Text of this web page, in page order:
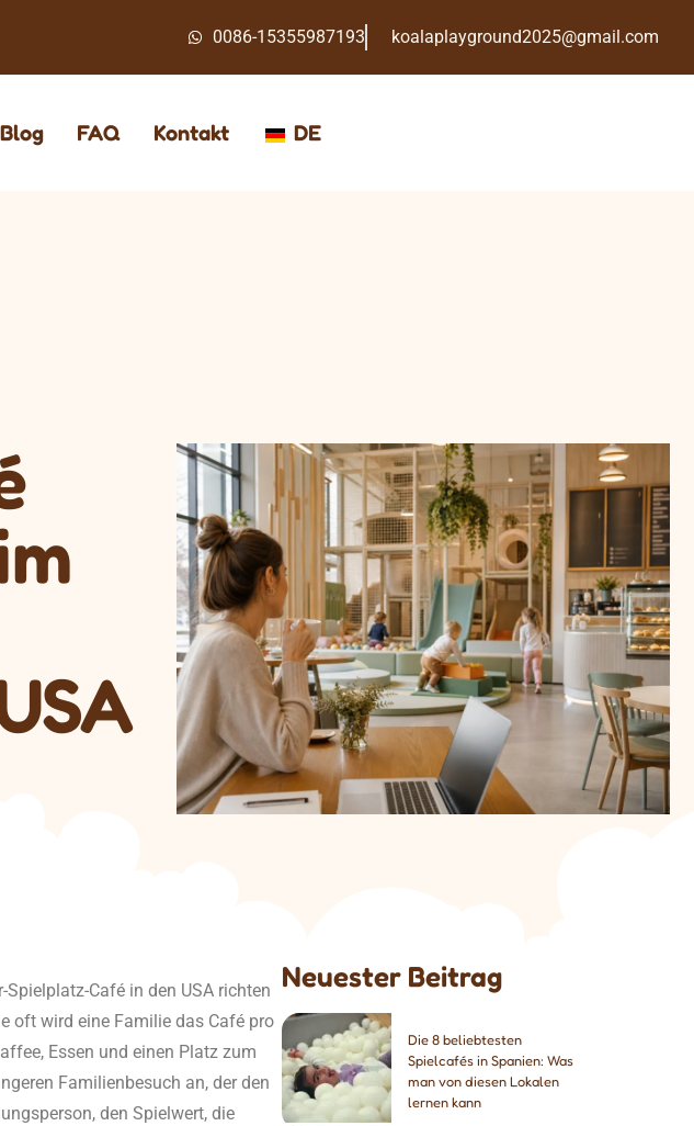
0086-15355987193 koalaplayground2025@gmail.com
Blog FAQ Kontakt DE
Café in den USA richten
oft wird eine Familie das Café pro
Essen und einen Platz zum
Familienbesuch an, der den
den Spielwert, die
Neuester Beitrag
Die 8 beliebtesten
Spielcafés in Spanien: Was
man von diesen Lokalen
lernen kann